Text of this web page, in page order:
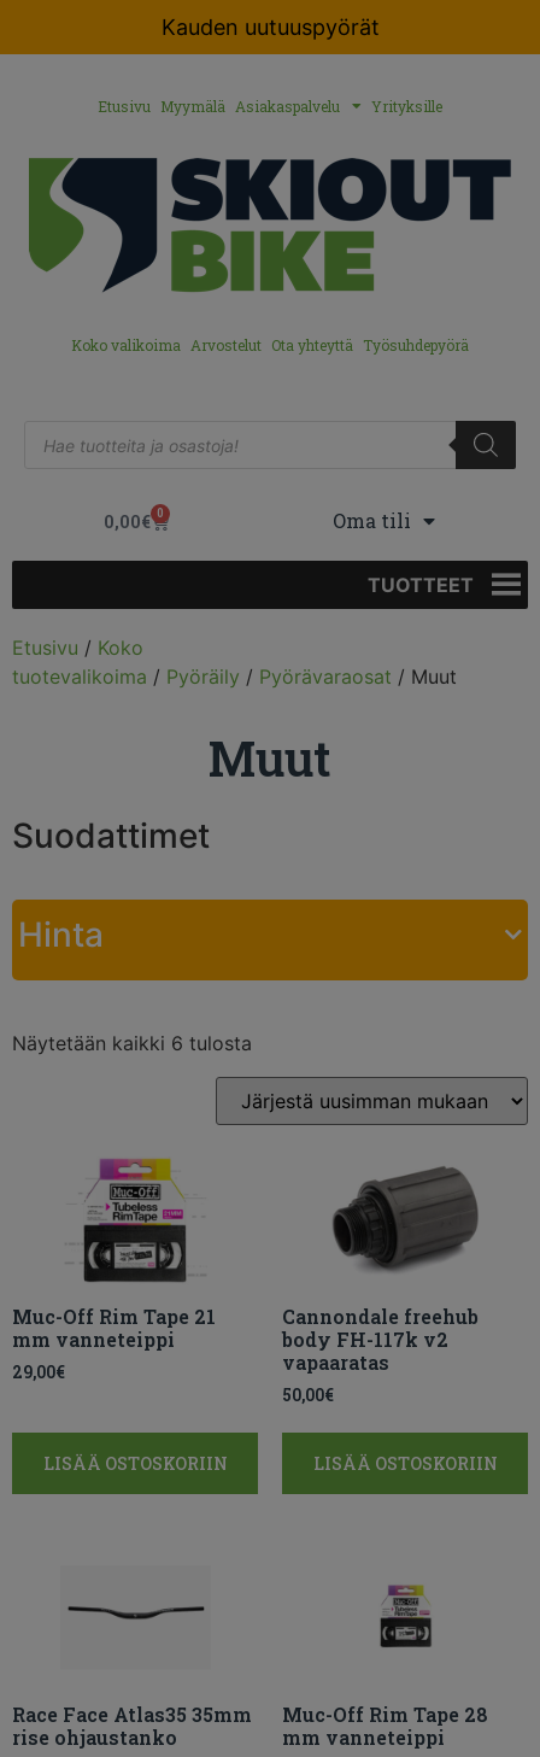
Kauden uutuuspyörät
Etusivu Myymälä Asiakaspalvelu Yrityksille
Koko valikoima Arvostelut Ota yhteyttä Työsuhdepyörä
0,00€ 0 Oma tili
TUOTTEET
Etusivu / Koko
tuotevalikoima / Pyöräily / Pyörävaraosat / Muut
Muut
Suodattimet
Hinta
Näytetään kaikki 6 tulosta
Muc-Off Rim Tape 21
mm vanneteippi
29,00€
LISÄÄ OSTOSKORIIN
Cannondale freehub
body FH-117k v2
vapaaratas
50,00€
LISÄÄ OSTOSKORIIN
Race Face Atlas35 35mm
rise ohjaustanko
Muc-Off Rim Tape 28
mm vanneteippi